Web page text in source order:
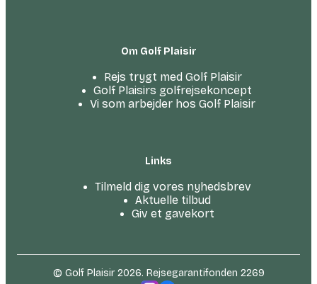
Om Golf Plaisir
Rejs trygt med Golf Plaisir
Golf Plaisirs golfrejsekoncept
Vi som arbejder hos Golf Plaisir
Links
Tilmeld dig vores nyhedsbrev
Aktuelle tilbud
Giv et gavekort
© Golf Plaisir 2026. Rejsegarantifonden 2269